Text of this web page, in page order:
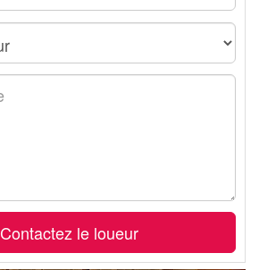
Contactez le loueur